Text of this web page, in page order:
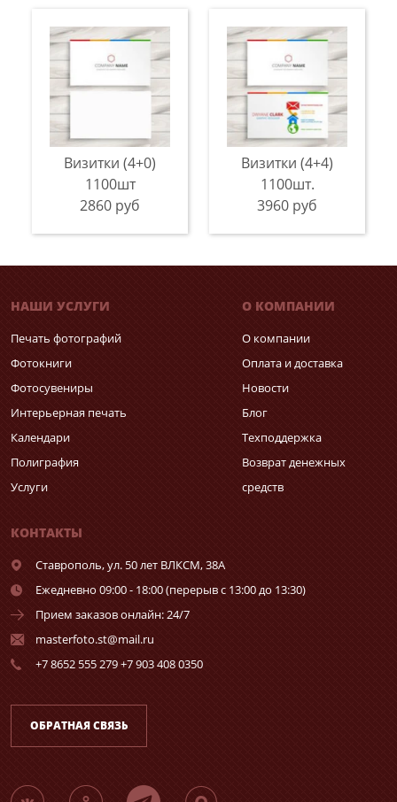
Визитки (4+0)
1100шт
2860 руб
Визитки (4+4)
1100шт.
3960 руб
НАШИ УСЛУГИ
Печать фотографий
Фотокниги
Фотосувениры
Интерьерная печать
Календари
Полиграфия
Услуги
О КОМПАНИИ
О компании
Оплата и доставка
Новости
Блог
Техподдержка
Возврат денежных
средств
КОНТАКТЫ
Ставрополь,ул. 50 лет ВЛКСМ, 38А
Ежедневно 09:00 - 18:00 (перерыв с 13:00 до 13:30)
Прием заказов онлайн: 24/7
masterfoto.st@mail.ru
+7 8652 555 279 +7 903 408 0350
ОБРАТНАЯ СВЯЗЬ